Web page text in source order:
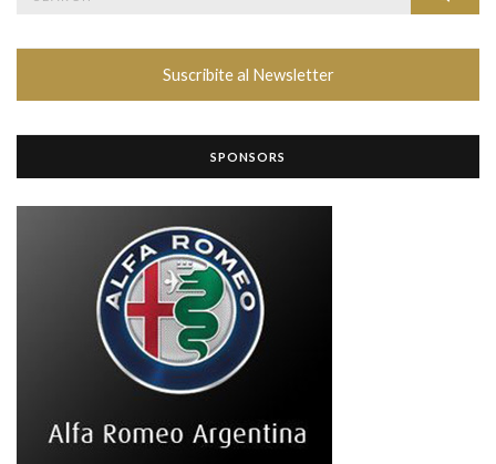
Suscribite al Newsletter
SPONSORS